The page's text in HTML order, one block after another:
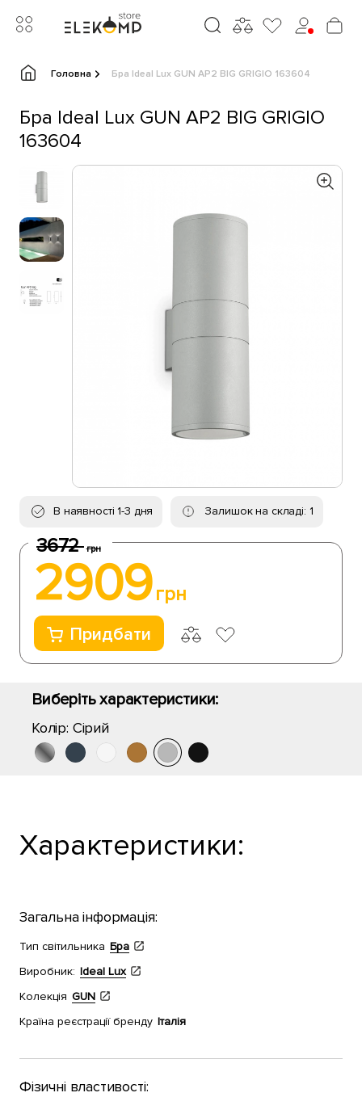
Головна Бра Ideal Lux GUN AP2 BIG GRIGIO 163604
Бра Ideal Lux GUN AP2 BIG GRIGIO
163604
В наявності 1-3 дня Залишок на складі: 1
3672 грн
2909грн
Придбати
Виберіть характеристики:
Колір: Сірий
Характеристики:
Загальна інформація:
Тип світильника Бра
Виробник: Ideal Lux
Колекція GUN
Країна реєстрації бренду Італія
Фізичні властивості: